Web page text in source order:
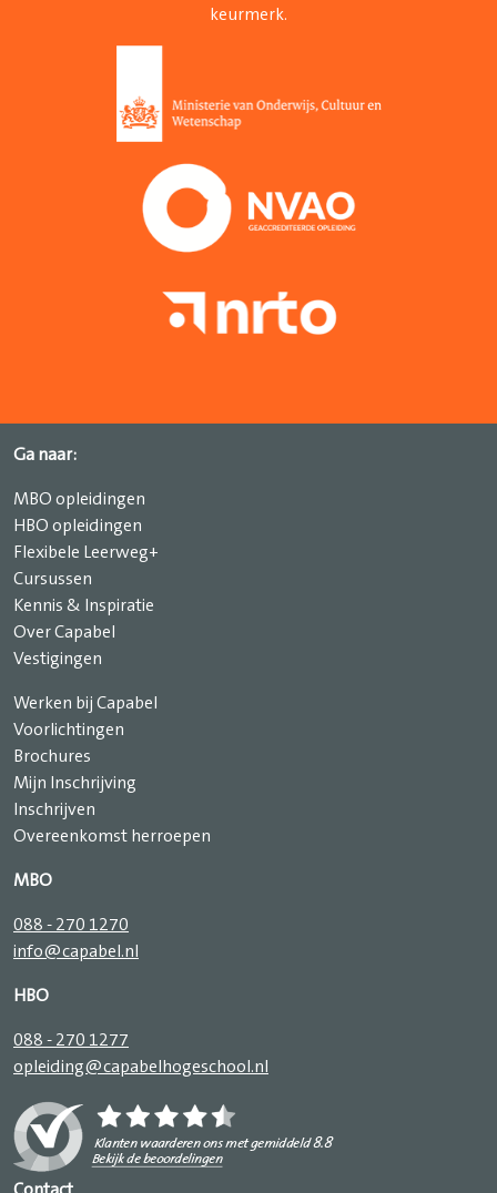
keurmerk.
Ga naar:
MBO opleidingen
HBO opleidingen
Flexibele Leerweg+
Cursussen
Kennis & Inspiratie
Over Capabel
Vestigingen
Werken bij Capabel
Voorlichtingen
Brochures
Mijn Inschrijving
Inschrijven
Overeenkomst herroepen
MBO
088 - 270 1270
info@capabel.nl
HBO
088 - 270 1277
opleiding@capabelhogeschool.nl